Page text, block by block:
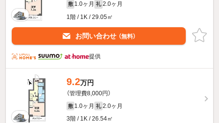
敷 1.0ヶ月 礼 2.0ヶ月
1階 / 1K / 29.05㎡
お問い合わせ （無料）
提供
9.2万円
（管理費8,000円）
敷 1.0ヶ月 礼 2.0ヶ月
3階 / 1K / 26.54㎡